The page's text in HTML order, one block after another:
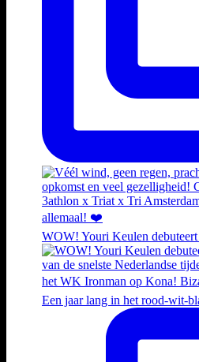
WOW! Youri Keulen
Een jaar lang in het rood-wit-